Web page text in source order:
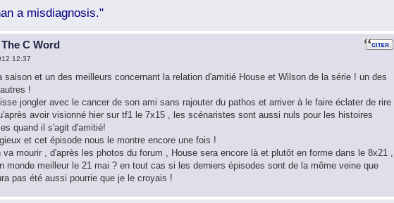
a misdiagnosis."
C Word
12:37
saison et un des meilleurs concernant la relation d'amitié House et Wilson de la série ! un des
!
jongler avec le cancer de son ami sans rajouter du pathos et arriver à le faire éclater de rire
avoir visionné hier sur tf1 le 7x15 , les scénaristes sont aussi nuls pour les histoires
quand il s'agit d'amitié!
et cet épisode nous le montre encore une fois !
mourir , d'après les photos du forum , House sera encore là et plutôt en forme dans le 8x21 ,
monde meilleur le 21 mai ? en tout cas si les derniers épisodes sont de la même veine que
pas été aussi pourrie que je le croyais !